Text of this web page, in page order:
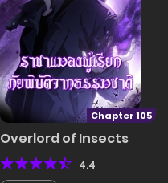
Chapter 105
Overlord of Insects
4.4